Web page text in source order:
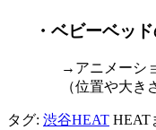
・ベビーベッ
→アニメーシ
（位置や大き
タグ: 渋谷HEAT HEAT